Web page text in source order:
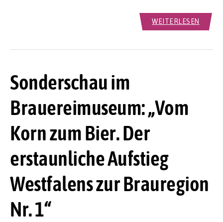
WEITERLESEN
Sonderschau im
Brauereimuseum: „Vom
Korn zum Bier. Der
erstaunliche Aufstieg
Westfalens zur Brauregion
Nr. 1“